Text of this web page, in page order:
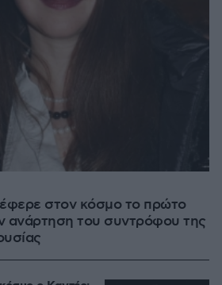
στον κόσμο το πρώτο
ανάρτηση του συντρόφου της